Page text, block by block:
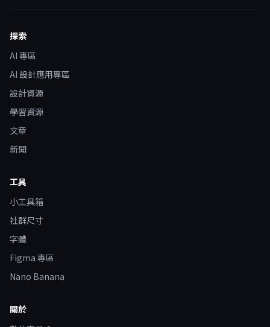
探索
AI 專區
AI 設計應用專區
設計資源
學習資源
文章
新聞
工具
小工具箱
社群尺寸
字體
Figma 專區
Nano Banana
關於